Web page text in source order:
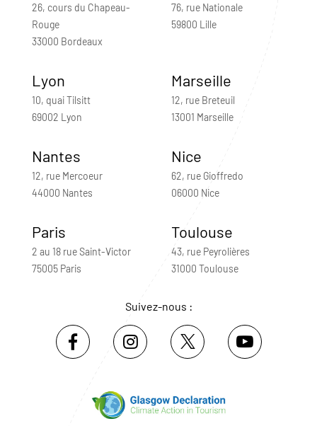
26, cours du Chapeau-
Rouge
33000 Bordeaux
76, rue Nationale
59800 Lille
Lyon
10, quai Tilsitt
69002 Lyon
Marseille
12, rue Breteuil
13001 Marseille
Nantes
12, rue Mercoeur
44000 Nantes
Nice
62, rue Gioffredo
06000 Nice
Paris
2 au 18 rue Saint-Victor
75005 Paris
Toulouse
43, rue Peyrolières
31000 Toulouse
Suivez-nous :